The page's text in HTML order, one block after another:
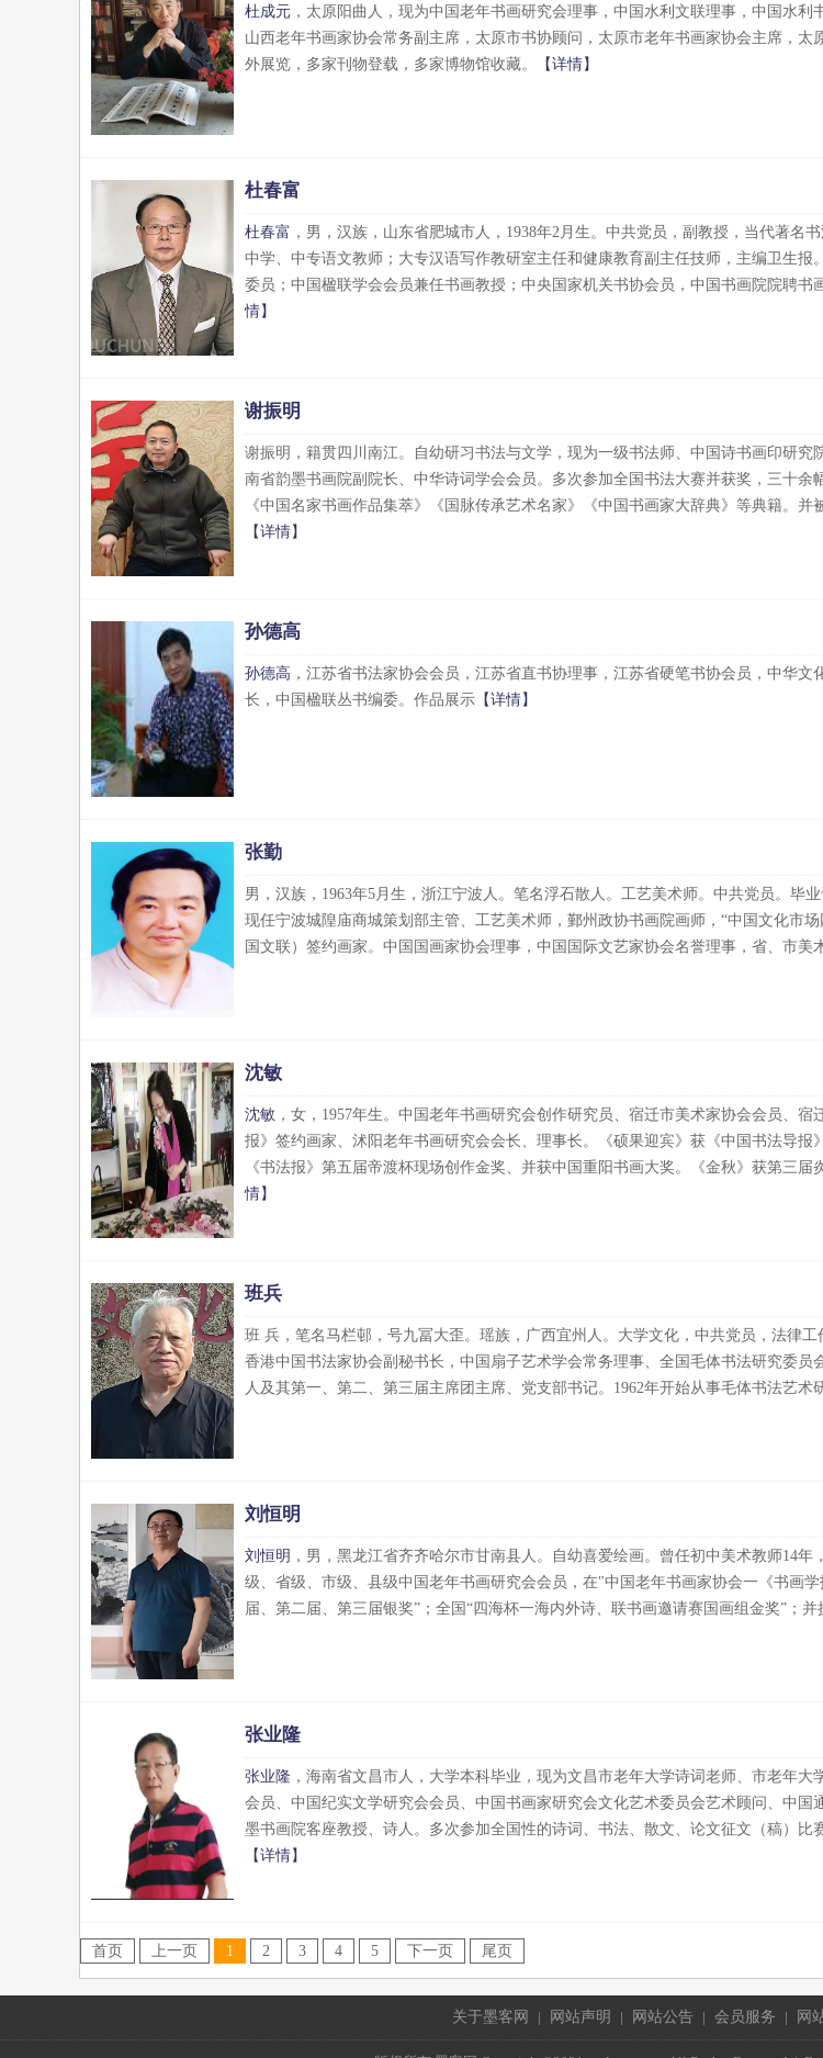
杜成元 ，太原阳曲人，现为中国老年书画研究会理事，中国水利文联理事，中国水利
山西老年书画家协会常务副主席，太原市书协顾问，太原市老年书画家协会主席，太
外展览，多家刊物登载，多家博物馆收藏。
【详情】
杜春富
杜春富 ，男，汉族，山东省肥城市人，1938年2月生。中共党员，副教授，当代著名
中学、中专语文教师；大专汉语写作教研室主任和健康教育副主任技师，主编卫生报
委员；中国楹联学会会员兼任书画教授；中央国家机关书协会员，中国书画院院聘书
情】
​谢振明
谢振明，籍贯四川南江。自幼研习书法与文学，现为一级书法师、中国诗书画印研究
南省韵墨书画院副院长、中华诗词学会会员。多次参加全国书法大赛并获奖，三十余
《中国名家书画作品集萃》《国脉传承艺术名家》《中国书画家大辞典》等典籍。
【详情】
孙德高
孙德高 ，江苏省书法家协会会员，江苏省直书协理事，江苏省硬笔书协会员，中华
长，中国楹联丛书编委。作品展示 【详情】
张勤
男，汉族，1963年5月生，浙江宁波人。笔名浮石散人。工艺美术师。中共党员。毕
现任宁波城隍庙商城策划部主管、工艺美术师，鄞州政协书画院画师，“中国文化市
国文联）签约画家。中国国画家协会理事，中国国际文艺家协会名誉理事，省、市美
沈敏
沈敏 ，女，1957年生。中国老年书画研究会创作研究员、宿迁市美术家协会会员、
报》签约画家、沭阳老年书画研究会会长、理事长。《硕果迎宾》获《中国书法导报
《书法报》第五届帝渡杯现场创作金奖、并获中国重阳书画大奖。《金秋》获第三届
情】
班兵
班 兵，笔名马栏邨，号九冨大歪。瑶族，广西宜州人。大学文化，中共党员，法律工
香港中国书法家协会副秘书长，中国扇子艺术学会常务理事、全国毛体书法研究委员
人及其第一、第二、第三届主席团主席、党支部书记。1962年开始从事毛体书法艺术
刘恒明
刘恒明 ，男，黑龙江省齐齐哈尔市甘南县人。自幼喜爱绘画。曾任初中美术教师14
级、省级、市级、县级中国老年书画研究会会员，在"中国老年书画家协会一《书画
届、第二届、第三届银奖”；全国“四海杯一海内外诗、联书画邀请赛国画组金奖”；并
张业隆
张业隆 ，海南省文昌市人，大学本科毕业，现为文昌市老年大学诗词老师、市老年
会员、中国纪实文学研究会会员、中国书画家研究会文化艺术委员会艺术顾问、中国
墨书画院客座教授、诗人。多次参加全国性的诗词、书法、散文、论文征文（稿）比
【详情】
首页 上一页 1 2 3 4 5 下一页 尾页
关于墨客网 | 网站声明 | 网站公告 | 会员服务 | 网